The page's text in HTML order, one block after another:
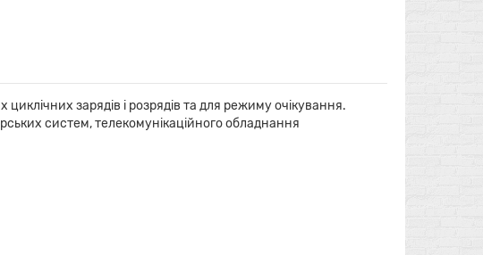
зарядів і розрядів та для режиму очікування.
систем, телекомунікаційного обладнання